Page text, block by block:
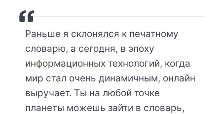
Раньше я склонялся к печатному
словарю, а сегодня, в эпоху
информационных технологий, когда
мир стал очень динамичным, онлайн
выручает. Ты на любой точке
планеты можешь зайти в словарь,